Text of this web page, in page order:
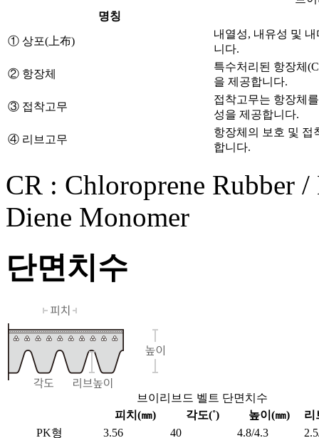
명칭
① 상포(上布)
내열성, 내유성 및
니다.
② 항장체
특수처리된 항장체
을 제공합니다.
③ 접착고무
접착고무는 항장체
성을 제공합니다.
④ 리브고무
항장체의 보호 및 접
합니다.
CR : Chloroprene Rubber
Diene Monomer
단면치수
브이리브드 벨트 단면치수
피치(㎜)
각도(˚) 높이(㎜)
리
PK형
3.56 40 4.8/4.3